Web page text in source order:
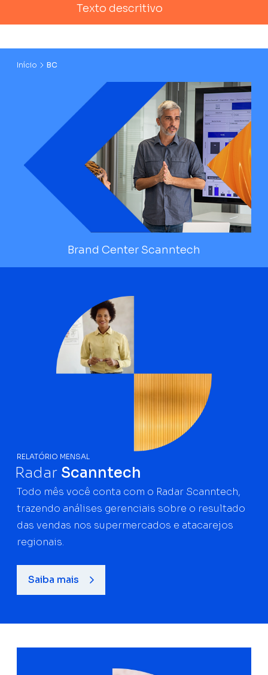
Texto descritivo
Início BC
Brand Center Scanntech
RELATÓRIO MENSAL
Radar Scanntech
Todo mês você conta com o Radar Scanntech,
trazendo análises gerenciais sobre o resultado
das vendas nos supermercados e atacarejos
regionais.
Saiba mais